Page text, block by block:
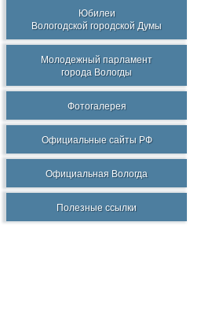
Юбилеи
Вологодской городской Думы
Молодежный парламент
города Вологды
Фотогалерея
Официальные сайты РФ
Официальная Вологда
Полезные ссылки